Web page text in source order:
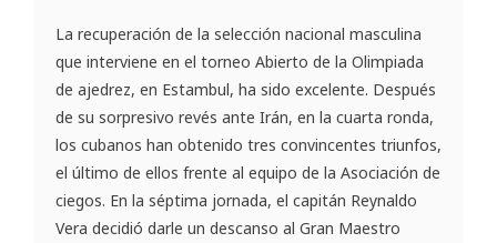
La recuperación de la selección nacional masculina
que interviene en el torneo Abierto de la Olimpiada
de ajedrez, en Estambul, ha sido excelente. Después
de su sorpresivo revés ante Irán, en la cuarta ronda,
los cubanos han obtenido tres convincentes triunfos,
el último de ellos frente al equipo de la Asociación de
ciegos. En la séptima jornada, el capitán Reynaldo
Vera decidió darle un descanso al Gran Maestro